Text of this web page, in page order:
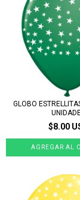
GLOBO
$8.00